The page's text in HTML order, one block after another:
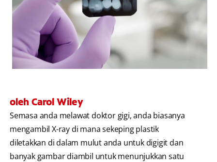
oleh Carol Wiley
Semasa anda melawat doktor gigi, anda biasanya
mengambil X-ray di mana sekeping plastik
diletakkan di dalam mulut anda untuk digigit dan
banyak gambar diambil untuk menunjukkan satu